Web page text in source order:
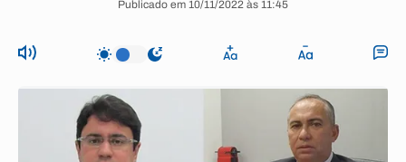
Publicado em 10/11/2022 às 11:45